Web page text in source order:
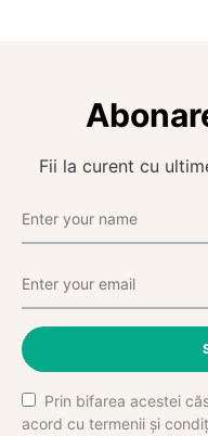
Fii la curent cu
Prin bifarea acestei
acord cu termenii și